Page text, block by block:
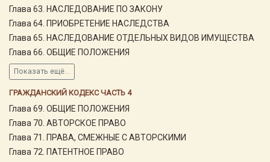
Глава 63. НАСЛЕДОВАНИЕ ПО ЗАКОНУ
Глава 64. ПРИОБРЕТЕНИЕ НАСЛЕДСТВА
Глава 65. НАСЛЕДОВАНИЕ ОТДЕЛЬНЫХ ВИДОВ ИМУЩЕСТВА
Глава 66. ОБЩИЕ ПОЛОЖЕНИЯ
Показать ещё...
ГРАЖДАНСКИЙ КОДЕКС ЧАСТЬ 4
Глава 69. ОБЩИЕ ПОЛОЖЕНИЯ
Глава 70. АВТОРСКОЕ ПРАВО
Глава 71. ПРАВА, СМЕЖНЫЕ С АВТОРСКИМИ
Глава 72. ПАТЕНТНОЕ ПРАВО